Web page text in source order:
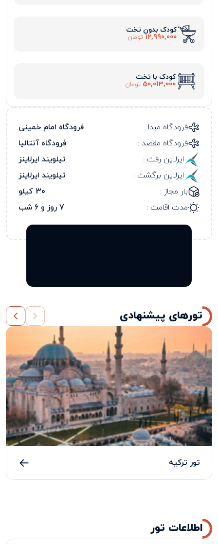
کودک بدون تخت
12,990,000 تومان
کودک با تخت
50,013,000 تومان
فرودگاه مبدا :
فرودگاه امام خمینی
فرودگاه مقصد :
فرودگاه آنتالیا
ایرلاین رفت :
تیلویند ایرلاینز
ایرلاین برگشت :
تیلویند ایرلاینز
بار مجاز :
30 کیلو
مدت اقامت :
7 روز و 6 شب
تورهای پیشنهادی
تور ترکیه
اطلاعات تور